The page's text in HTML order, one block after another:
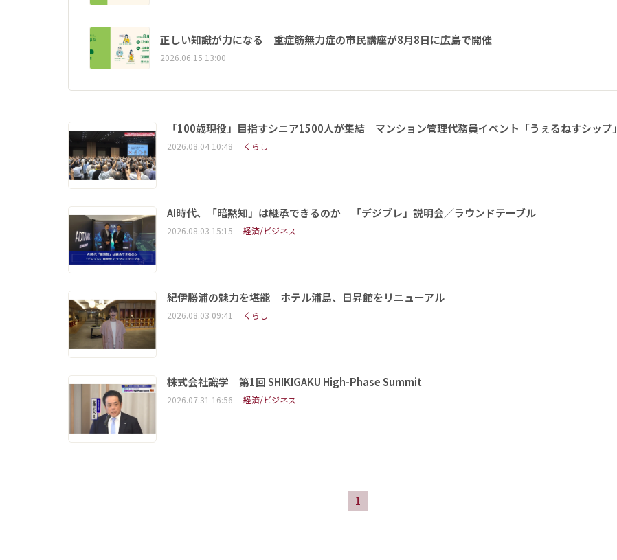
正しい知識が力になる 重症筋無力症の市民講座が8月8日に広島で開催
2026.06.15 13:00
「100歳現役」目指すシニア1500人が集結 マンション管理代務員イベント「うぇるねすシップ」
2026.08.04 10:48 くらし
AI時代、「暗黙知」は継承できるのか 「デジブレ」説明会／ラウンドテーブル
2026.08.03 15:15 経済/ビジネス
紀伊勝浦の魅力を堪能 ホテル浦島、日昇館をリニューアル
2026.08.03 09:41 くらし
株式会社識学 第1回 SHIKIGAKU High-Phase Summit
2026.07.31 16:56 経済/ビジネス
1